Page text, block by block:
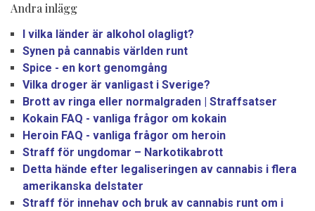
Andra inlägg
I vilka länder är alkohol olagligt?
Synen på cannabis världen runt
Spice - en kort genomgång
Vilka droger är vanligast i Sverige?
Brott av ringa eller normalgraden | Straffsatser
Kokain FAQ - vanliga frågor om kokain
Heroin FAQ - vanliga frågor om heroin
Straff för ungdomar – Narkotikabrott
Detta hände efter legaliseringen av cannabis i flera
amerikanska delstater
Straff för innehav och bruk av cannabis runt om i